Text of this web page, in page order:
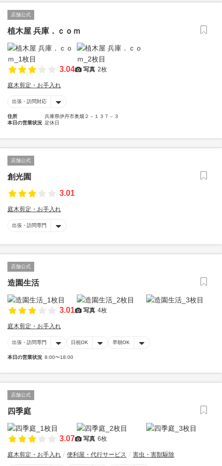
店舗公式
植木屋 兵庫．ｃｏｍ
3.04 写真 2枚
庭木剪定・お手入れ
出張・訪問対応
住所
兵庫県伊丹市奥畑２－１３７－３
本日の営業状況 定休日
店舗公式
創光園
3.01
庭木剪定・お手入れ
出張・訪問専門
店舗公式
造園生活
3.01 写真 4枚
庭木剪定・お手入れ
出張・訪問専門 日祝OK 早朝OK
本日の営業状況 8:00〜18:00
店舗公式
四季庭
3.07 写真 6枚
庭木剪定・お手入れ 便利屋・代行サービス 害虫・害獣駆除